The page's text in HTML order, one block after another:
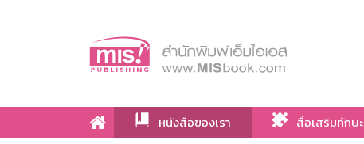
หนังสือของเรา สื่อเสริมทักษะ